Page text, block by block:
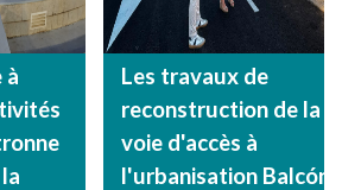
à
Les travaux de
reconstruction de la
voie d'accès à
l'urbanisation Balcón